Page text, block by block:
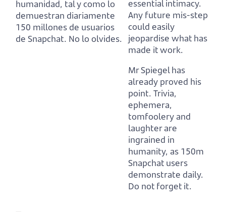
humanidad, tal y como lo
demuestran diariamente
150 millones de usuarios
de Snapchat. No lo olvides.
essential intimacy.
Any future mis-step
could easily
jeopardise what has
made it work.
Mr Spiegel has
already proved his
point. Trivia,
ephemera,
tomfoolery and
laughter are
ingrained in
humanity, as 150m
Snapchat users
demonstrate daily.
Do not forget it.